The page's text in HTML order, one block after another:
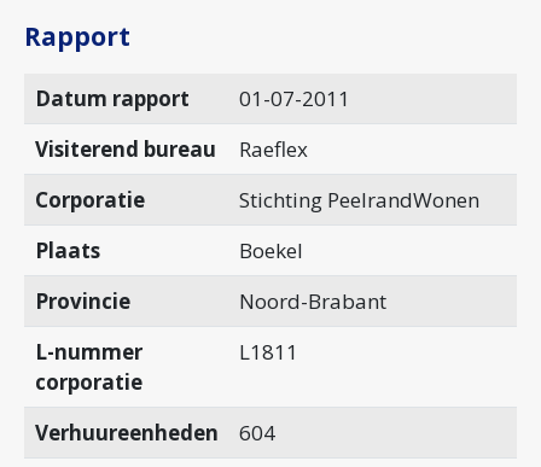
Rapport
Datum rapport
01-07-2011
Visiterend bureau
Raeflex
Corporatie
Stichting PeelrandWonen
Plaats
Boekel
Provincie
Noord-Brabant
L-nummer
corporatie
L1811
Verhuureenheden
604